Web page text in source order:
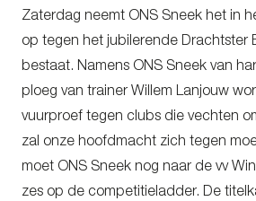
Zaterdag neemt ONS Sneek het in
op tegen het jubilerende Drachtster
bestaat. Namens ONS Sneek van
ploeg van trainer Willem Lanjouw
vuurproef tegen clubs die vechten
zal onze hoofdmacht zich tegen
moet ONS Sneek nog naar de vv
zes op de competitieladder. De